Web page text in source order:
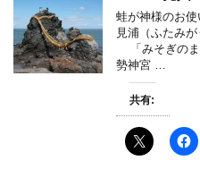
蛙が神様のお
見浦（ふたみ
「みそぎの
勢神宮 …
共有: